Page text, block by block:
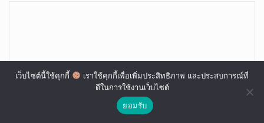
เว็บไซต์นี้ใช้คุกกี้
เราใช้คุกกี้เพื่อเพิ่มประสิทธิภาพ และประสบการณ์ที่
ดีในการใช้งานเว็บไซต์
ยอมรับ